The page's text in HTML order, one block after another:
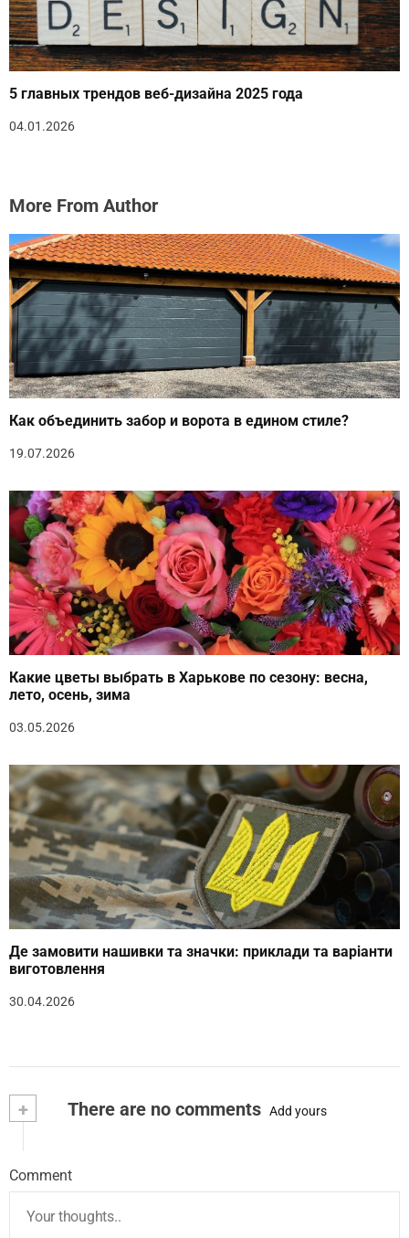
5 главных трендов веб-дизайна 2025 года
04.01.2026
More From Author
Как объединить забор и ворота в едином стиле?
19.07.2026
Какие цветы выбрать в Харькове по сезону: весна,
лето, осень, зима
03.05.2026
Де замовити нашивки та значки: приклади та варіанти
виготовлення
30.04.2026
+ There are no comments Add yours
Comment